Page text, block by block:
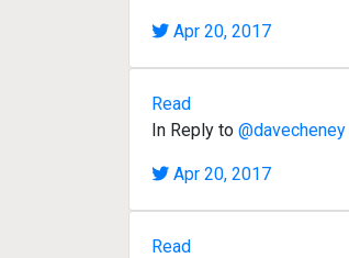
Apr 20, 2017
Read
In Reply to @davecheney
Apr 20, 2017
Read